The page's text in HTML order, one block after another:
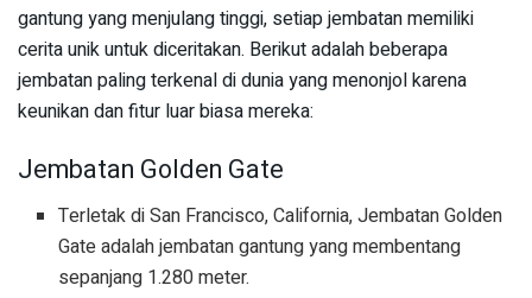
gantung yang menjulang tinggi, setiap jembatan memiliki
cerita unik untuk diceritakan. Berikut adalah beberapa
jembatan paling terkenal di dunia yang menonjol karena
keunikan dan fitur luar biasa mereka:
Jembatan Golden Gate
Terletak di San Francisco, California, Jembatan Golden
Gate adalah jembatan gantung yang membentang
sepanjang 1.280 meter.